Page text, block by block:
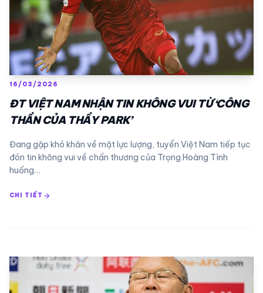
16/03/2026
ĐT VIỆT NAM NHẬN TIN KHÔNG VUI TỪ ‘CÔNG
THẦN CỦA THẦY PARK’
Đang gặp khó khăn về mặt lực lượng, tuyển Việt Nam tiếp tục
đón tin không vui về chấn thương của Trọng Hoàng Tình
huống…
CHI TIẾT arrow_forward